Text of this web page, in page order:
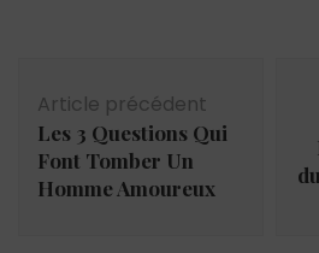
d'article
Article précédent
Les 3 Questions Qui
Font Tomber Un
Homme Amoureux